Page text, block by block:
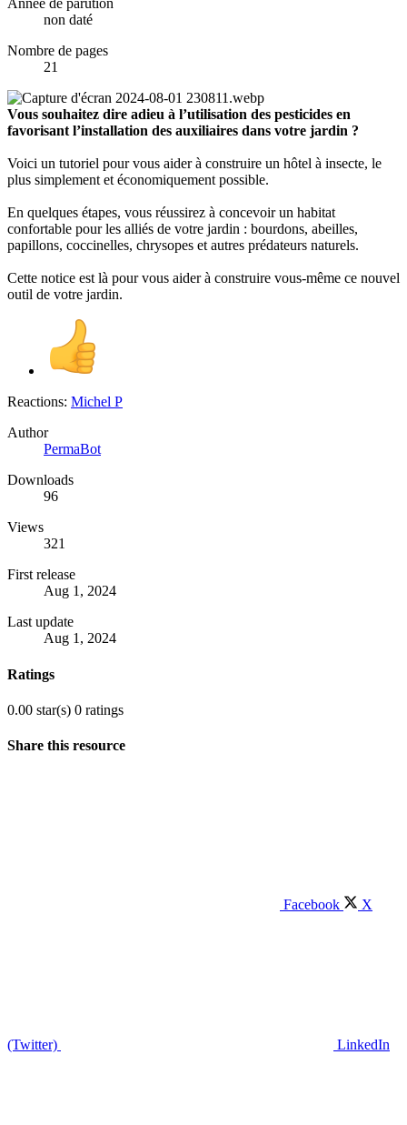
Année de parution
non daté
Nombre de pages
21
Vous souhaitez dire adieu à l’utilisation des pesticides en
favorisant l’installation des auxiliaires dans votre jardin ?
Voici un tutoriel pour vous aider à construire un hôtel à insecte, le
plus simplement et économiquement possible.
En quelques étapes, vous réussirez à concevoir un habitat
confortable pour les alliés de votre jardin : bourdons, abeilles,
papillons, coccinelles, chrysopes et autres prédateurs naturels.
Cette notice est là pour vous aider à construire vous-même ce nouvel
outil de votre jardin.
Reactions: Michel P
Author
PermaBot
Downloads
96
Views
321
First release
Aug 1, 2024
Last update
Aug 1, 2024
Ratings
0.00 star(s) 0 ratings
Share this resource
Facebook X
(Twitter) LinkedIn